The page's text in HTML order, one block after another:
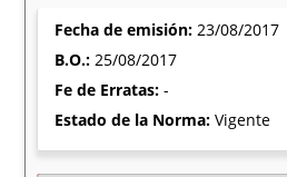
Fecha de emisión:23/08/2017
B.O.:25/08/2017
Fe de Erratas:-
Estado de la Norma:Vigente